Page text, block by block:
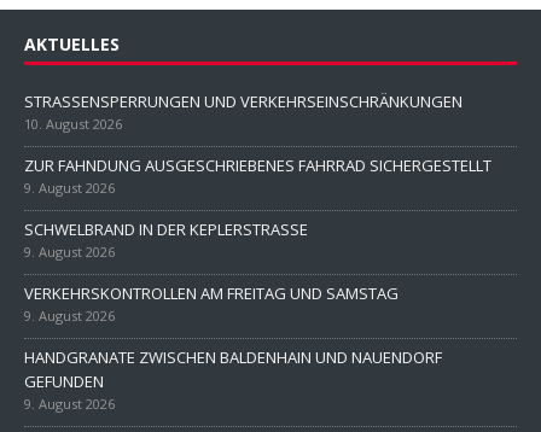
AKTUELLES
STRASSENSPERRUNGEN UND VERKEHRSEINSCHRÄNKUNGEN
10. August 2026
ZUR FAHNDUNG AUSGESCHRIEBENES FAHRRAD SICHERGESTELLT
9. August 2026
SCHWELBRAND IN DER KEPLERSTRASSE
9. August 2026
VERKEHRSKONTROLLEN AM FREITAG UND SAMSTAG
9. August 2026
HANDGRANATE ZWISCHEN BALDENHAIN UND NAUENDORF
GEFUNDEN
9. August 2026